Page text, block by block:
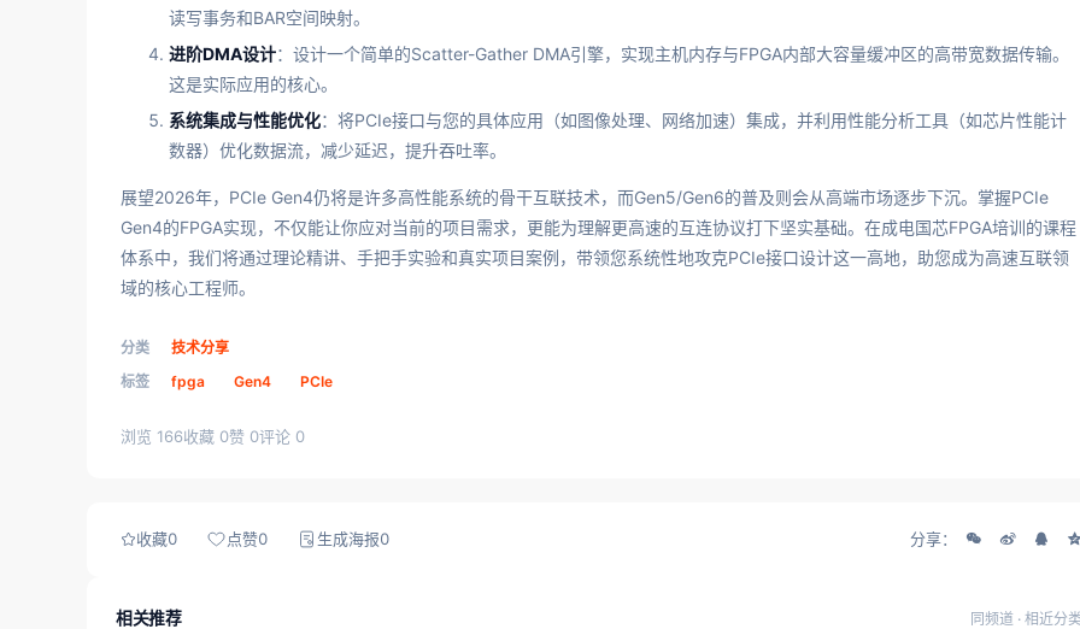
读写事务和BAR空间映射。
进阶DMA设计：设计一个简单的Scatter-Gather DMA引擎，实现主机内存与FPGA内部大容量缓冲区的高带宽数据传输。
这是实际应用的核心。
系统集成与性能优化：将PCIe接口与您的具体应用（如图像处理、网络加速）集成，并利用性能分析工具（如芯片性能计
数器）优化数据流，减少延迟，提升吞吐率。
展望2026年，PCIe Gen4仍将是许多高性能系统的骨干互联技术，而Gen5/Gen6的普及则会从高端市场逐步下沉。掌握PCIe
Gen4的FPGA实现，不仅能让你应对当前的项目需求，更能为理解更高速的互连协议打下坚实基础。在成电国芯FPGA培训的课程
体系中，我们将通过理论精讲、手把手实验和真实项目案例，带领您系统性地攻克PCIe接口设计这一高地，助您成为高速互联领
域的核心工程师。
分类
技术分享
标签
fpga Gen4 PCIe
浏览 166收藏 0赞 0评论 0
收藏0 点赞0 生成海报0 分享：
相关推荐 同频道 · 相近分